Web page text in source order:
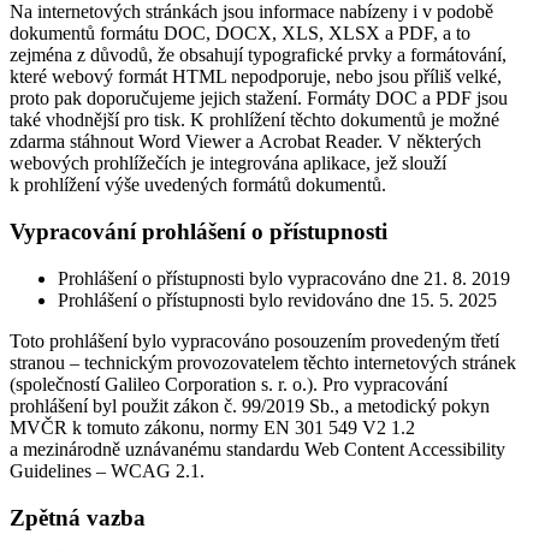
Na internetových stránkách jsou informace nabízeny i v podobě
dokumentů formátu DOC, DOCX, XLS, XLSX a PDF, a to
zejména z důvodů, že obsahují typografické prvky a formátování,
které webový formát HTML nepodporuje, nebo jsou příliš velké,
proto pak doporučujeme jejich stažení. Formáty DOC a PDF jsou
také vhodnější pro tisk. K prohlížení těchto dokumentů je možné
zdarma stáhnout Word Viewer a Acrobat Reader. V některých
webových prohlížečích je integrována aplikace, jež slouží
k prohlížení výše uvedených formátů dokumentů.
Vypracování prohlášení o přístupnosti
Prohlášení o přístupnosti bylo vypracováno dne 21. 8. 2019
Prohlášení o přístupnosti bylo revidováno dne 15. 5. 2025
Toto prohlášení bylo vypracováno posouzením provedeným třetí
stranou – technickým provozovatelem těchto internetových stránek
(společností Galileo Corporation s. r. o.). Pro vypracování
prohlášení byl použit zákon č. 99/2019 Sb., a metodický pokyn
MVČR k tomuto zákonu, normy EN 301 549 V2 1.2
a mezinárodně uznávanému standardu Web Content Accessibility
Guidelines – WCAG 2.1.
Zpětná vazba